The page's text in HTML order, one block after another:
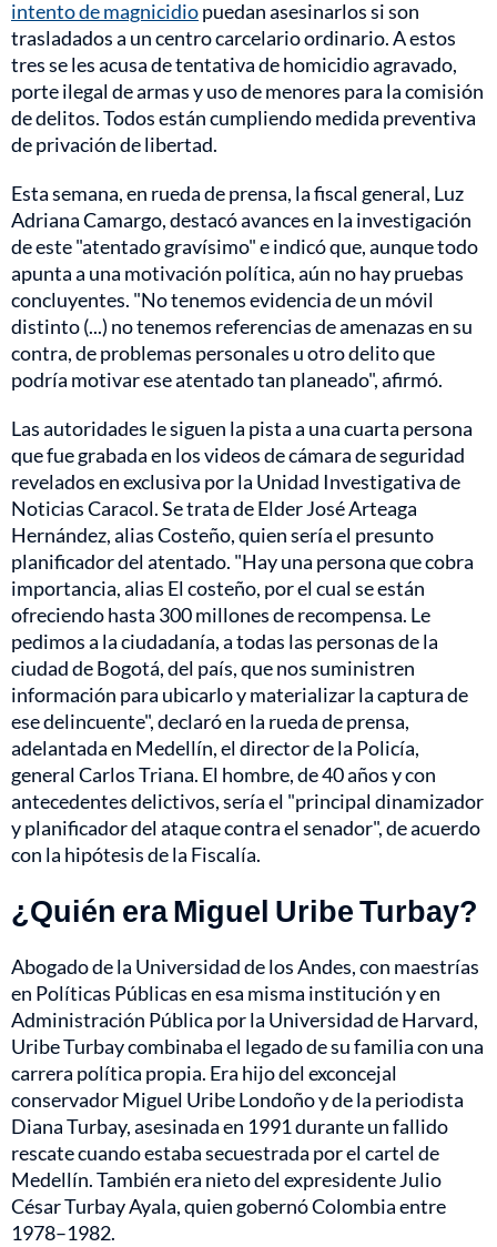
intento de magnicidiopuedan asesinarlos si son
trasladados a un centro carcelario ordinario. A estos
tres se les acusa de tentativa de homicidio agravado,
porte ilegal de armas y uso de menores para la comisión
de delitos. Todos están cumpliendo medida preventiva
de privación de libertad.
Esta semana, en rueda de prensa, la fiscal general, Luz
Adriana Camargo, destacó avances en la investigación
de este "atentado gravísimo" e indicó que, aunque todo
apunta a una motivación política, aún no hay pruebas
concluyentes. "No tenemos evidencia de un móvil
distinto (...) no tenemos referencias de amenazas en su
contra, de problemas personales u otro delito que
podría motivar ese atentado tan planeado", afirmó.
Las autoridades le siguen la pista a una cuarta persona
que fue grabada en los videos de cámara de seguridad
revelados en exclusiva por la Unidad Investigativa de
Noticias Caracol. Se trata de Elder José Arteaga
Hernández, alias Costeño, quien sería el presunto
planificador del atentado. "Hay una persona que cobra
importancia, alias El costeño, por el cual se están
ofreciendo hasta 300 millones de recompensa. Le
pedimos a la ciudadanía, a todas las personas de la
ciudad de Bogotá, del país, que nos suministren
información para ubicarlo y materializar la captura de
ese delincuente", declaró en la rueda de prensa,
adelantada en Medellín, el director de la Policía,
general Carlos Triana. El hombre, de 40 años y con
antecedentes delictivos, sería el "principal dinamizador
y planificador del ataque contra el senador", de acuerdo
con la hipótesis de la Fiscalía.
¿Quién era Miguel Uribe Turbay?
Abogado de la Universidad de los Andes, con maestrías
en Políticas Públicas en esa misma institución y en
Administración Pública por la Universidad de Harvard,
Uribe Turbay combinaba el legado de su familia con una
carrera política propia. Era hijo del exconcejal
conservador Miguel Uribe Londoño y de la periodista
Diana Turbay, asesinada en 1991 durante un fallido
rescate cuando estaba secuestrada por el cartel de
Medellín. También era nieto del expresidente Julio
César Turbay Ayala, quien gobernó Colombia entre
1978–1982.